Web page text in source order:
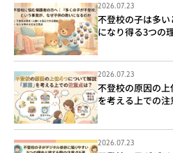
2026.07.23
不登校の子は多
になり得る3つの
2026.07.23
不登校の原因の上
を考える上での注
2026.07.23